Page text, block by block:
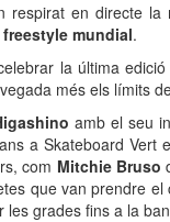
respirat en directe
mundial.
la última
més els límits
amb el seu
a Skateboard Vert
com Mitchie Bruso
que van prendre
les grades fins a la